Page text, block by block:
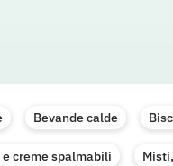
Bevande calde
creme spalmabili